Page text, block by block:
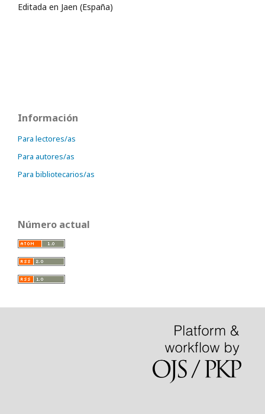
Editada en Jaen (España)
Información
Para lectores/as
Para autores/as
Para bibliotecarios/as
Número actual